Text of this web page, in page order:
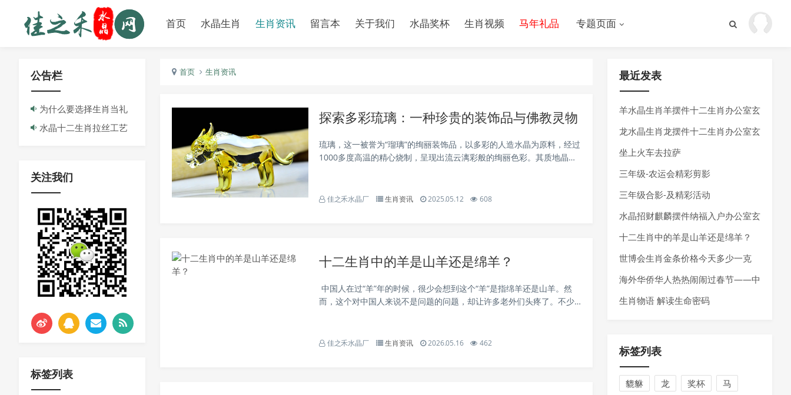
首页 水晶生肖 生肖资讯 留言本 关于我们 水晶奖杯 生肖视频 马年礼品 专题页面
公告栏
为什么要选择生肖当礼
品/纪念品
水晶十二生肖拉丝工艺
关注我们
标签列表
首页 生肖资讯
探索多彩琉璃：一种珍贵的装饰品与佛教灵物
琉璃，这一被誉为“瑠璃”的绚丽装饰品，以多彩的人造水晶为原料，经过
1000多度高温的精心烧制，呈现出流云漓彩般的绚丽色彩。其质地晶莹
佳之禾水晶厂 生肖资讯 2025.05.12 608
十二生肖中的羊是山羊还是绵羊？
中国人在过“羊”年的时候，很少会想到这个“羊”是指绵羊还是山羊。然
而，这个对中国人来说不是问题的问题，却让许多老外们头疼了。不少
佳之禾水晶厂 生肖资讯 2026.05.16 462
最近发表
羊水晶生肖羊摆件十二生肖办公室玄
关客厅茶桌装饰透明K9能量招财
龙水晶生肖龙摆件十二生肖办公室玄
关客厅茶桌装饰透明K9能量招财
坐上火车去拉萨
三年级-农运会精彩剪影
三年级合影-及精彩活动
水晶招财麒麟摆件纳福入户办公室玄
关客厅茶桌装饰透明K9实心
十二生肖中的羊是山羊还是绵羊？
世博会生肖金条价格今天多少一克
（2026年05月08日）
海外华侨华人热热闹闹过春节——中
国兔火遍世界各地
生肖物语 解读生命密码
标签列表
貔貅 龙 奖杯
马